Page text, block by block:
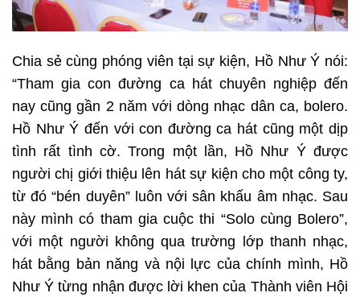
Chia sẻ cùng phóng viên tại sự kiện, Hồ Như Ý nói:
“Tham gia con đường ca hát chuyên nghiệp đến
nay cũng gần 2 năm với dòng nhạc dân ca, bolero.
Hồ Như Ý đến với con đường ca hát cũng một dịp
tình rất tình cờ. Trong một lần, Hồ Như Ý được
người chị giới thiệu lên hát sự kiện cho một công ty,
từ đó “bén duyên” luôn với sân khấu âm nhạc. Sau
này mình có tham gia cuộc thi “Solo cùng Bolero”,
với một người không qua trường lớp thanh nhạc,
hát bằng bản năng và nội lực của chính mình, Hồ
Như Ý từng nhận được lời khen của Thành viên Hội